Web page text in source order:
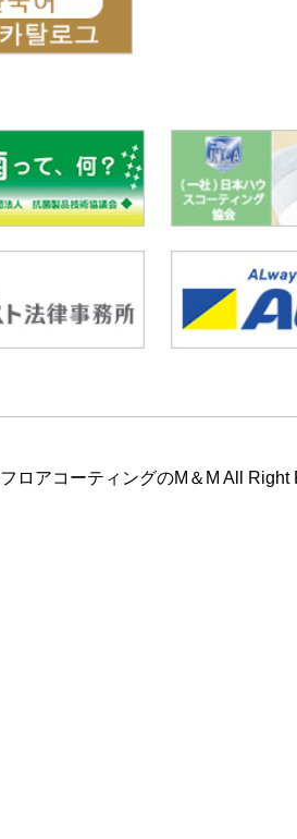
フロアコーティングのM＆M All Right